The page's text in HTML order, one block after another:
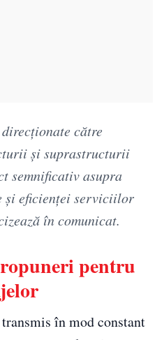
către
şi suprastructurii
semnificativ asupra
şi eficienţei serviciilor
în comunicat.
pentru
în mod constant